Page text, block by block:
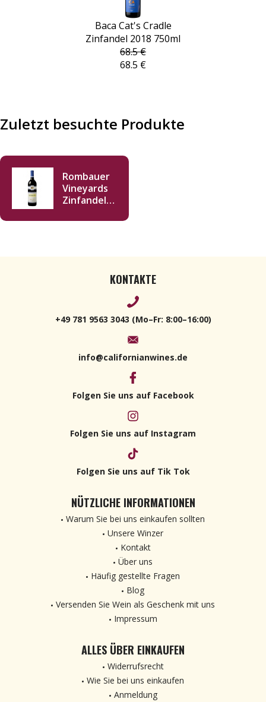
Baca Cat's Cradle
Zinfandel 2018 750ml
68.5 €
68.5 €
Zuletzt besuchte Produkte
Rombauer
Vineyards
Zinfandel
KONTAKTE
+49 781 9563 3043 (Mo–Fr: 8:00–16:00)
info@californianwines.de
Folgen Sie uns auf Facebook
Folgen Sie uns auf Instagram
Folgen Sie uns auf Tik Tok
NÜTZLICHE INFORMATIONEN
Warum Sie bei uns einkaufen sollten
Unsere Winzer
Kontakt
Über uns
Häufig gestellte Fragen
Blog
Versenden Sie Wein als Geschenk mit uns
Impressum
ALLES ÜBER EINKAUFEN
Widerrufsrecht
Wie Sie bei uns einkaufen
Anmeldung